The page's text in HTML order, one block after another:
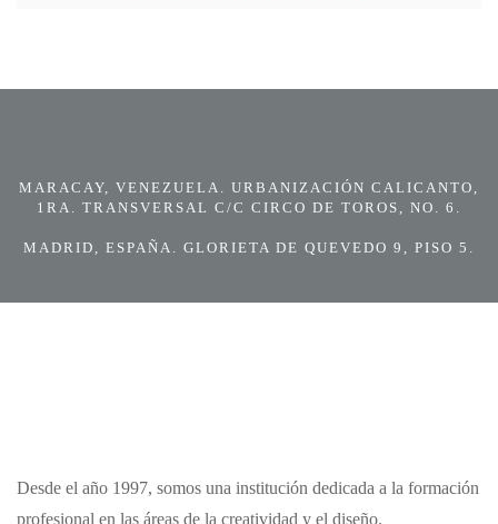
MARACAY, VENEZUELA. URBANIZACIÓN CALICANTO,
1RA. TRANSVERSAL C/C CIRCO DE TOROS, NO. 6.
MADRID, ESPAÑA. GLORIETA DE QUEVEDO 9, PISO 5.
Desde el año 1997, somos una institución dedicada a la formación
profesional en las áreas de la creatividad y el diseño.